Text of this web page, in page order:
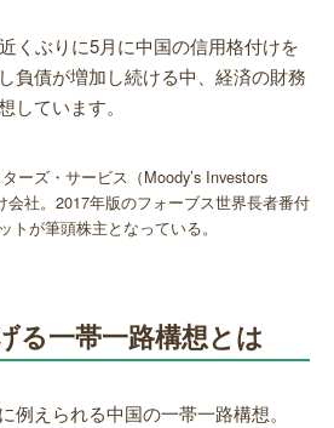
くぶりに5月に中国の信用格付けを
負債が増加し続ける中、経済の財務
しています。
ーズ・サービス（Moody’s Investors
会社。2017年版のフォーブス世界長者番付
が筆頭株主となっている。
一帯一路構想とは
例えられる中国の一帯一路構想。